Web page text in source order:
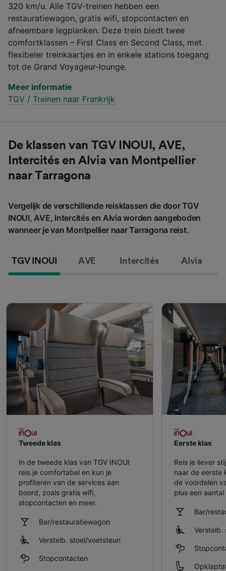
320 km/u. Alle TGV-treinen hebben een
restauratiewagon, gratis wifi, stopcontacten en
afneembare legplanken. Deze trein biedt twee
comfortklassen – First Class en Second Class, met
flexibeler treinkaartjes en in enkele stations toegang
tot de Grand Voyageur-lounge.
Meer informatie
TGV / Treinen naar Frankrijk
De klassen van TGV INOUI, AVE,
Intercités en Alvia van Montpellier
naar Tarragona
Vergelijk de verschillende reisklassen die door TGV
INOUI, AVE, Intercités en Alvia worden aangeboden
wanneer je van Montpellier naar Tarragona reist.
TGV INOUI AVE Intercités Alvia
Tweede klas
In de tweede klas van TGV INOUI
reis je comfortabel en kun je
profiteren van de services aan
boord, zoals gratis wifi,
stopcontacten en meer.
Bar/restauratiewagon
Verstelb. stoel/​voetsteun
Stopcontacten
Eerste klas
Reis je liever
naar de eerste
de voordelen
plus een
Bar/
Verstelb.